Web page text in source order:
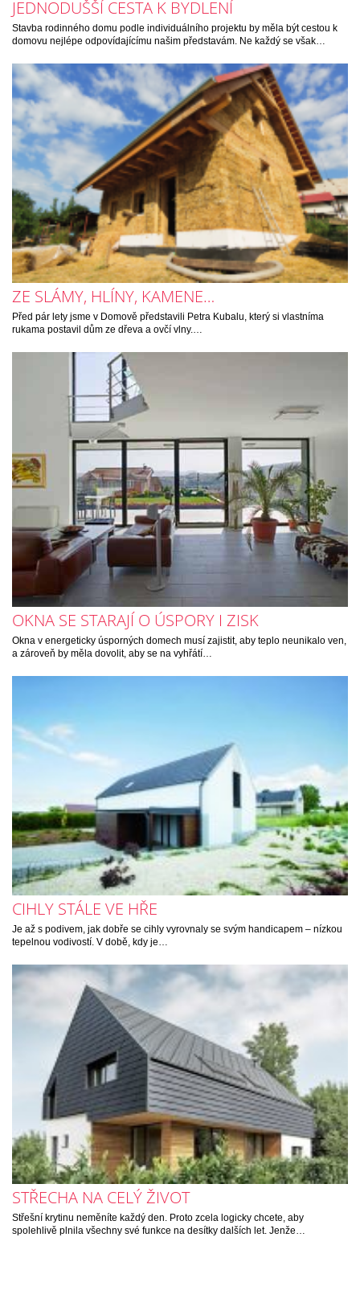
JEDNODUŠŠÍ CESTA K BYDLENÍ
Stavba rodinného domu podle individuálního projektu by měla být cestou k
domovu nejlépe odpovídajícímu našim představám. Ne každý se však…
ZE SLÁMY, HLÍNY, KAMENE…
Před pár lety jsme v Domově představili Petra Kubalu, který si vlastníma
rukama postavil dům ze dřeva a ovčí vlny.…
OKNA SE STARAJÍ O ÚSPORY I ZISK
Okna v energeticky úsporných domech musí zajistit, aby teplo neunikalo ven,
a zároveň by měla dovolit, aby se na vyhřátí…
CIHLY STÁLE VE HŘE
Je až s podivem, jak dobře se cihly vyrovnaly se svým handicapem – nízkou
tepelnou vodivostí. V době, kdy je…
STŘECHA NA CELÝ ŽIVOT
Střešní krytinu neměníte každý den. Proto zcela logicky chcete, aby
spolehlivě plnila všechny své funkce na desítky dalších let. Jenže…